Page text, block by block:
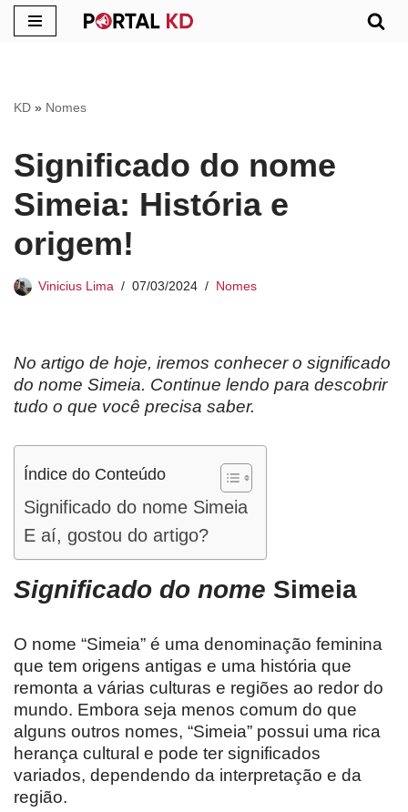
conteúdo
KD » Nomes
Significado do nome
Simeia: História e
origem!
Vinicius Lima 07/03/2024 Nomes
No artigo de hoje, iremos conhecer o significado
do nome Simeia. Continue lendo para descobrir
tudo o que você precisa saber.
Índice do Conteúdo
Significado do nome Simeia
E aí, gostou do artigo?
Significado do nome Simeia
O nome “Simeia” é uma denominação feminina
que tem origens antigas e uma história que
remonta a várias culturas e regiões ao redor do
mundo. Embora seja menos comum do que
alguns outros nomes, “Simeia” possui uma rica
herança cultural e pode ter significados
variados, dependendo da interpretação e da
região.